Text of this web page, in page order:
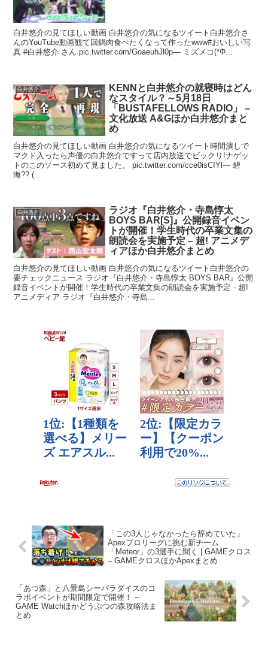
白井悠介の見てほしい動画 白井悠介の気になるツイート白井悠介さ
んのYouTube動画観て回鍋肉食べたくなって作ったwww#おいしい写
真 #白井悠介 さん pic.twitter.com/GoaeuhJl0p— ミズメコ(*Φ...
白井悠介
KENNと白井悠介の就寝時はどん
なスタイル？～5月18日
「BUSTAFELLOWS RADIO」 –
文化放送 A&Gほか白井悠介まと
め
白井悠介の見てほしい動画 白井悠介の気になるツイート時間潰しで
マクド入ったら声優の白井悠介ですって店内放送でビックリ!ナゲッ
トのこのソース初めて見ました。 pic.twitter.com/cce0isCIYl— 碧
海?? (...
白井悠介
ラジオ『白井悠介・寺島惇太
BOYS BAR[S]』公開録音イベン
トが開催！学生時代の卒業文集の
朗読会を実施予定 – 超! アニメデ
ィアほか白井悠介まとめ
白井悠介の見てほしい動画 白井悠介の気になるツイート白井悠介の
要チェックニュース ラジオ『白井悠介・寺島惇太 BOYS BAR』公開
録音イベントが開催！学生時代の卒業文集の朗読会を実施予定 - 超!
アニメディア ラジオ『白井悠介・寺島...
「この3人じゃなかったら辞めていた」
Apexプロリーグに挑む新チーム
「Meteor」の3選手に聞く | GAMEクロス
– GAMEクロスほかApexまとめ
「あつ森」と八景島シーパラダイスのコ
ラボイベントが期間限定で開催！ –
GAME Watchほかどうぶつの森攻略法ま
とめ